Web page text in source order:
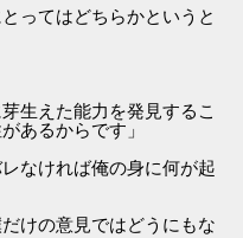
ってはどちらかというと
生えた能力を発見するこ
あるからです」
なければ俺の身に何が起
けの意見ではどうにもな